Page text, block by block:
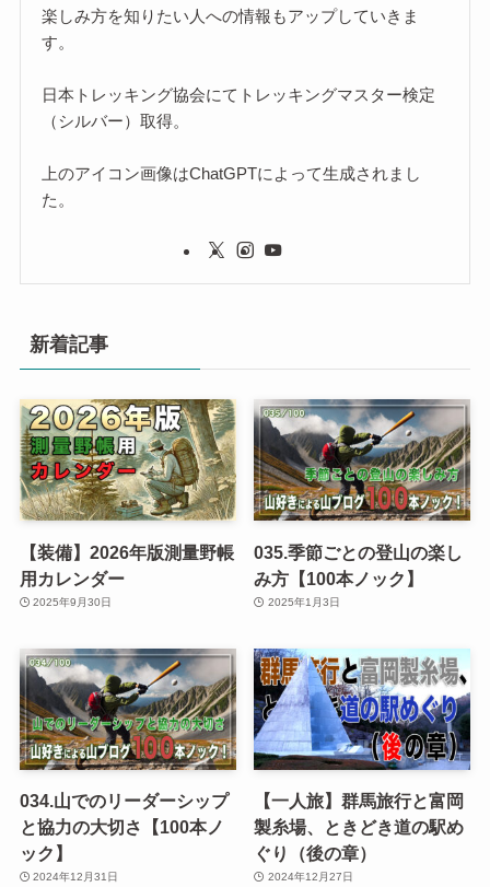
楽しみ方を知りたい人への情報もアップしていきま
す。
日本トレッキング協会にてトレッキングマスター検定
（シルバー）取得。
上のアイコン画像はChatGPTによって生成されまし
た。
新着記事
【装備】2026年版測量野帳
用カレンダー
2025年9月30日
035.季節ごとの登山の楽し
み方【100本ノック】
2025年1月3日
034.山でのリーダーシップ
と協力の大切さ【100本ノ
ック】
2024年12月31日
【一人旅】群馬旅行と富岡
製糸場、ときどき道の駅め
ぐり（後の章）
2024年12月27日